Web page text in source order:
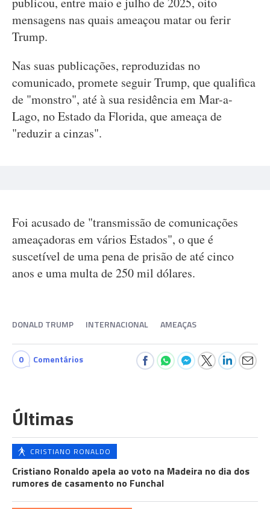
mensagens nas quais ameaçou matar ou ferir
Trump.
Nas suas publicações, reproduzidas no
comunicado, promete seguir Trump, que qualifica
de "monstro", até à sua residência em Mar-a-
Lago, no Estado da Florida, que ameaça de
"reduzir a cinzas".
Foi acusado de "transmissão de comunicações
ameaçadoras em vários Estados", o que é
suscetível de uma pena de prisão de até cinco
anos e uma multa de 250 mil dólares.
DONALD TRUMP INTERNACIONAL AMEAÇAS
0 Comentários
Últimas
CRISTIANO RONALDO
Cristiano Ronaldo apela ao voto na Madeira no dia dos
rumores de casamento no Funchal